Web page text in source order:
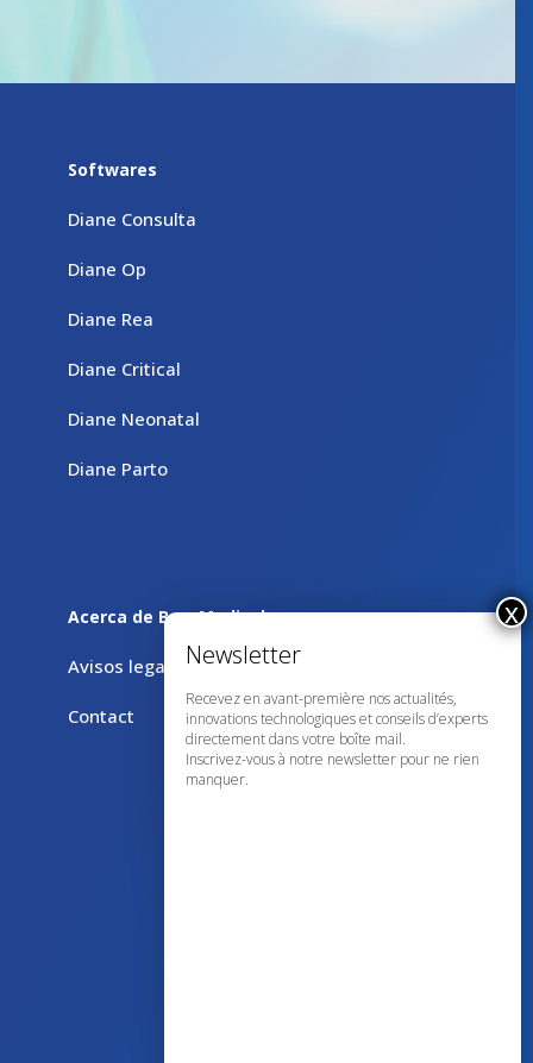
Softwares
Diane Consulta
Diane Op
Diane Rea
Diane Critical
Diane Neonatal
Diane Parto
Acerca de Bow Medical
Avisos legales
Contact
Recevez en avant-première nos actualités,
innovations technologiques et conseils d’experts
directement dans votre boîte mail.
Inscrivez-vous à notre newsletter pour ne rien
manquer.